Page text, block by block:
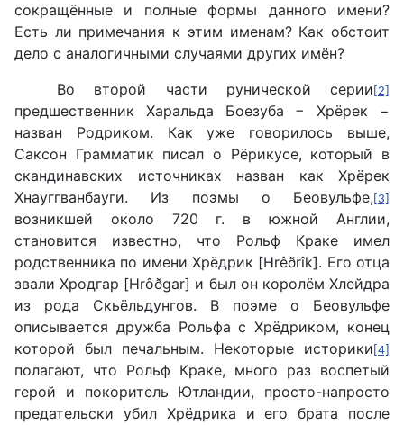
сокращённые и полные формы данного имени?
Есть ли примечания к этим именам? Как обстоит
дело с аналогичными случаями других имён?
Во второй части рунической серии [2]
предшественник Харальда Боезуба − Хрёрек −
назван Родриком. Как уже говорилось выше,
Саксон Грамматик писал о Рёрикусе, который в
скандинавских источниках назван как Хрёрек
Хнауггванбауги. Из поэмы о Беовульфе, [3]
возникшей около 720 г. в южной Англии,
становится известно, что Рольф Краке имел
родственника по имени Хрёдрик [Hrêðrîk]. Его отца
звали Хродгар [Hrôðgar] и был он королём Хлейдра
из рода Скьёльдунгов. В поэме о Беовульфе
описывается дружба Рольфа с Хрёдриком, конец
которой был печальным. Некоторые историки [4]
полагают, что Рольф Краке, много раз воспетый
герой и покоритель Ютландии, просто-напросто
предательски убил Хрёдрика и его брата после